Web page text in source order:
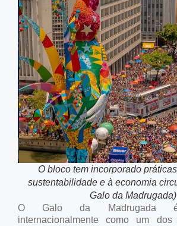
O bloco tem incorporado
sustentabilidade e à economia
Galo da Madrugada)
O Galo da Madrugada é
internacionalmente como um